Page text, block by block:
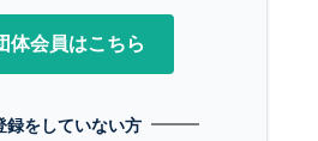
体会員はこちら
録をしていない方